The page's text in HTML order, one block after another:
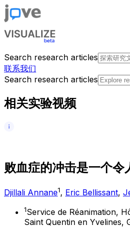
Search research articles
联系我们
Search research articles
相关实验视频
败血症的冲击是一个令
Djillali Annane1, Eric Bellissant,
1Service de Réanimation,
Saint Quentin en Yvelines,